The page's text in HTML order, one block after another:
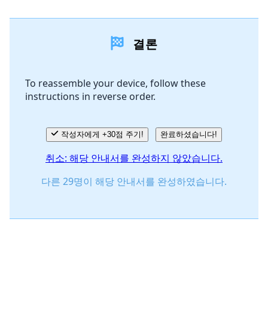
결론
To reassemble your device, follow these
instructions in reverse order.
작성자에게 +30점 주기! 완료하셨습니다!
취소: 해당 안내서를 완성하지 않았습니다.
다른 29명이 해당 안내서를 완성하였습니다.